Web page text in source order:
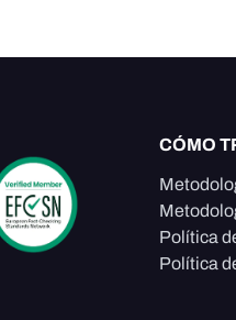
CÓMO
Política
Política